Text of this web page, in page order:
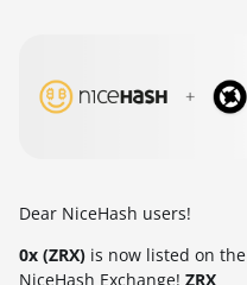
Dear NiceHash users!
0x (ZRX) is now listed on the
NiceHash Exchange! ZRX